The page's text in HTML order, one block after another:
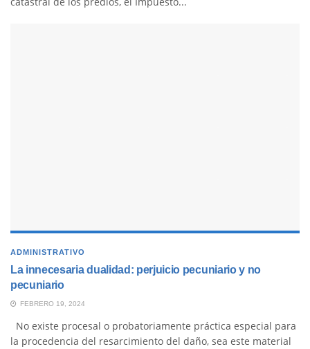
ADMINISTRATIVO
La innecesaria dualidad: perjuicio pecuniario y no
pecuniario
FEBRERO 19, 2024
No existe procesal o probatoriamente práctica especial para
la procedencia del resarcimiento del daño, sea este material